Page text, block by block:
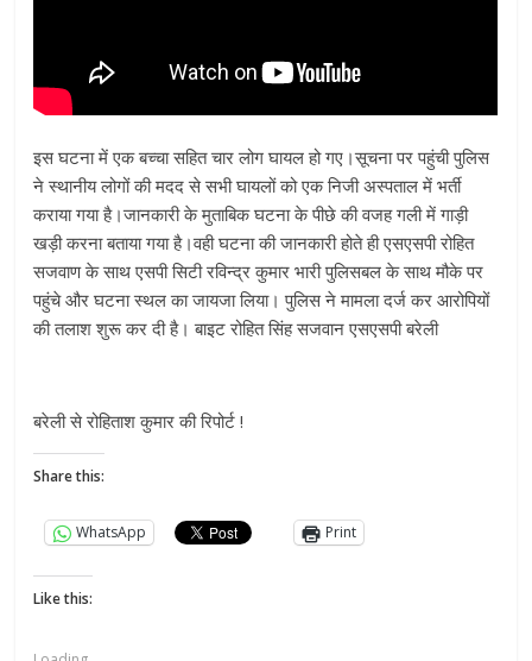
इस घटना में एक बच्चा सहित चार लोग घायल हो गए।सूचना पर पहुंची पुलिस
ने स्थानीय लोगों की मदद से सभी घायलों को एक निजी अस्पताल में भर्ती
कराया गया है।जानकारी के मुताबिक घटना के पीछे की वजह गली में गाड़ी
खड़ी करना बताया गया है।वही घटना की जानकारी होते ही एसएसपी रोहित
सजवाण के साथ एसपी सिटी रविन्द्र कुमार भारी पुलिसबल के साथ मौके पर
पहुंचे और घटना स्थल का जायजा लिया। पुलिस ने मामला दर्ज कर आरोपियों
की तलाश शुरू कर दी है। बाइट रोहित सिंह सजवान एसएसपी बरेली
बरेली से रोहिताश कुमार की रिपोर्ट !
Share this:
WhatsApp Print
Like this: